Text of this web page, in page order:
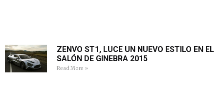
ZENVO ST1, LUCE UN NUEVO ESTILO EN EL
SALÓN DE GINEBRA 2015
Read More »